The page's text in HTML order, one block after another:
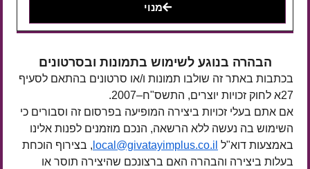
מנוי
הבהרה בנוגע לשימוש בתמונות ובסרטונים
בכתבות באתר זה שולבו תמונות ו/או סרטונים בהתאם לסעיף
27א לחוק זכויות יוצרים, התשס"ח–2007.
אם אתם בעלי זכויות ביצירה המופיעה בפרסום זה וסבורים כי
השימוש בה נעשה ללא הרשאה, הנכם מוזמנים לפנות אלינו
באמצעות דוא"ל local@givatayimplus.co.il , בצירוף הוכחת
בעלות ביצירה והבהרה האם ברצונכם שהיצירה תוסר או